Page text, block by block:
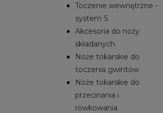
Toczenie wewnętrzne -
system S
Akcesoria do noży
składanych
Noże tokarskie do
toczenia gwintów
Noże tokarskie do
przecinania i
rowkowania